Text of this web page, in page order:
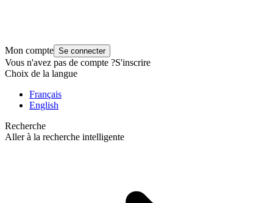
Mon compte Se connecter
Vous n'avez pas de compte ?S'inscrire
Choix de la langue
Français
English
Recherche
Aller à la recherche intelligente